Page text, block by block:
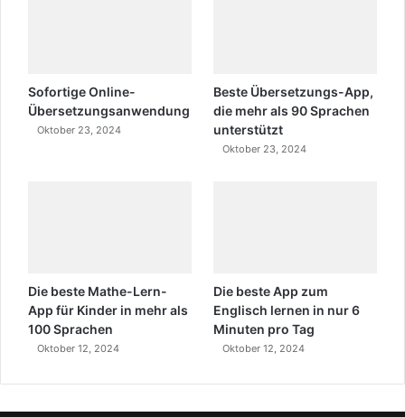
Sofortige Online-
Übersetzungsanwendung
Oktober 23, 2024
Beste Übersetzungs-App,
die mehr als 90 Sprachen
unterstützt
Oktober 23, 2024
Die beste Mathe-Lern-
App für Kinder in mehr als
100 Sprachen
Oktober 12, 2024
Die beste App zum
Englisch lernen in nur 6
Minuten pro Tag
Oktober 12, 2024